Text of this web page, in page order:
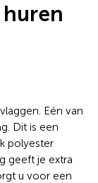
Eén van
Dit is een
polyester
geeft je extra
u voor een